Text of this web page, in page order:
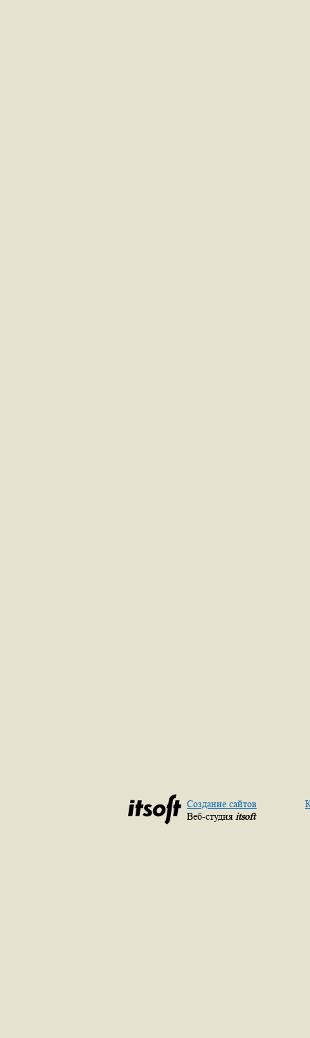
Создание сайтов
Веб-студия itsoft